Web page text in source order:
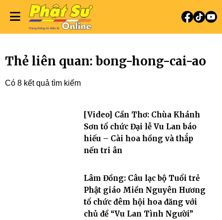
Thẻ liên quan: bong-hong-cai-ao
Có 8 kết quả tìm kiếm
[Video] Cần Thơ: Chùa Khánh
Sơn tổ chức Đại lễ Vu Lan báo
hiếu – Cài hoa hồng và thắp
nến tri ân
Lâm Đồng: Câu lạc bộ Tuổi trẻ
Phật giáo Miền Nguyên Hương
tổ chức đêm hội hoa đăng với
chủ đề “Vu Lan Tình Người”